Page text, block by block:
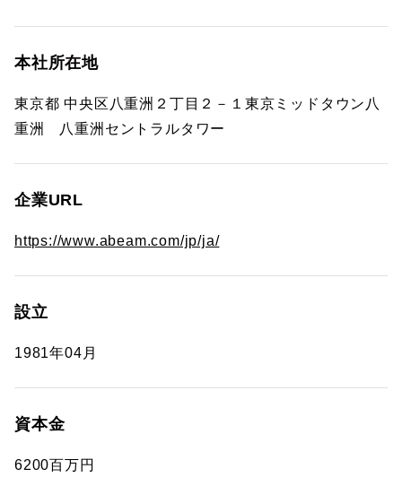
本社所在地
東京都 中央区八重洲２丁目２－１東京ミッドタウン八
重洲 八重洲セントラルタワー
企業URL
https://www.abeam.com/jp/ja/
設立
1981年04月
資本金
6200百万円